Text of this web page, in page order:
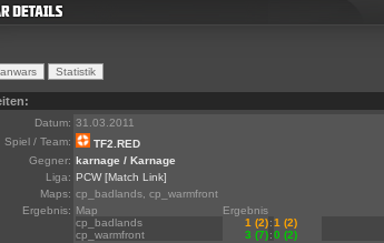
Datum: 31.03.2011
Spiel / Team:
TF2.RED
Gegner: karnage / Karnage
Liga: PCW [Match Link]
Maps: cp_badlands, cp_warmfront
Ergebnis: Map
Ergebnis
cp_badlands
1 (2):1 (2)
cp_warmfront
3 (7):0 (2)